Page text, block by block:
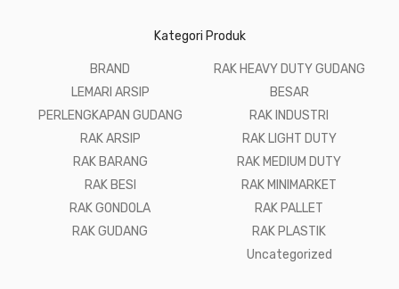
Kategori Produk
BRAND
LEMARI ARSIP
PERLENGKAPAN GUDANG
RAK ARSIP
RAK BARANG
RAK BESI
RAK GONDOLA
RAK GUDANG
RAK HEAVY DUTY GUDANG
BESAR
RAK INDUSTRI
RAK LIGHT DUTY
RAK MEDIUM DUTY
RAK MINIMARKET
RAK PALLET
RAK PLASTIK
Uncategorized